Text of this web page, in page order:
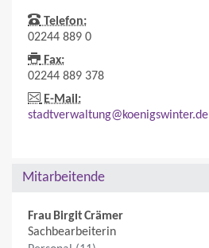
Telefon:
02244 889 0
Fax:
02244 889 378
E-Mail:
stadtverwaltung@koenigswinter.de
Mitarbeitende
Frau BirgitCrämer
Sachbearbeiterin